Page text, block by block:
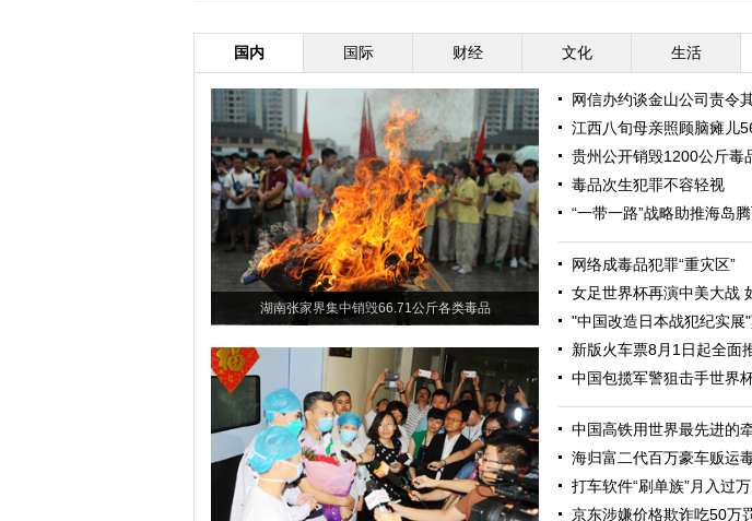
国内 国际 财经 文化 生活
湖南张家界集中销毁66.71公斤各类毒品
网信办约谈金山公司责令
江西八旬母亲照顾脑瘫儿
贵州公开销毁1200公斤毒
毒品次生犯罪不容轻视
“一带一路”战略助推海岛
网络成毒品犯罪“重灾区”
女足世界杯再演中美大战
"中国改造日本战犯纪实展
新版火车票8月1日起全面
中国包揽军警狙击手世界
中国高铁用世界最先进的
海归富二代百万豪车贩运
打车软件“刷单族”月入过万
京东涉嫌价格欺诈吃50万